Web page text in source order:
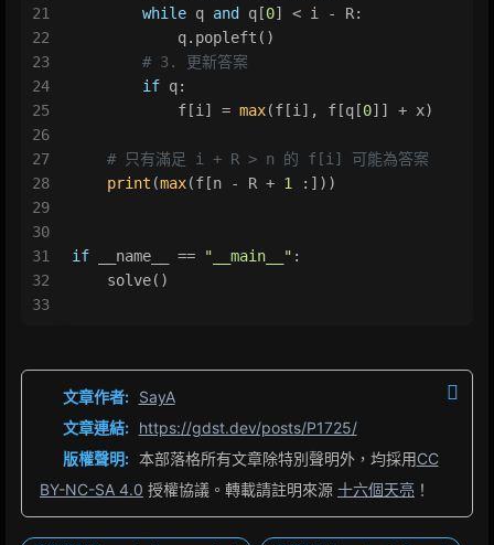
21
22
23
24
25
26
27
28
29
30
31
32
33
while q and q[0] < i - R:
            q.popleft()
# 3. 更新答案
if q:
            f[i] =
max(f[i], f[q[0]] + x)
# 只有滿足 i + R > n 的 f[i] 可能為答案
print (max(f[n - R + 1 :]))
if __name__ == "__main__" :
    solve()
文章作者: SayA
文章連結: https://gdst.dev/posts/P1725/
版權聲明: 本部落格所有文章除特別聲明外，均採用CC
BY-NC-SA 4.0 授權協議。轉載請註明來源 十六個天亮 ！